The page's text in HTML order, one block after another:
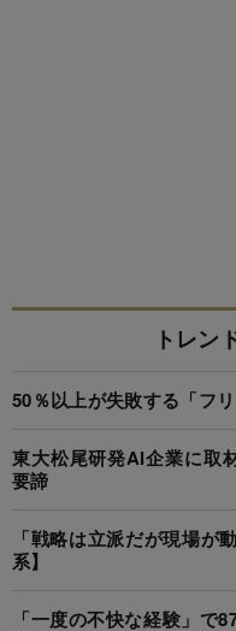
トレン
50％以上が失敗する「フ
東大松尾研発AI企業に取
要諦
「戦略は立派だが現場が
系】
「一度の不快な経験」